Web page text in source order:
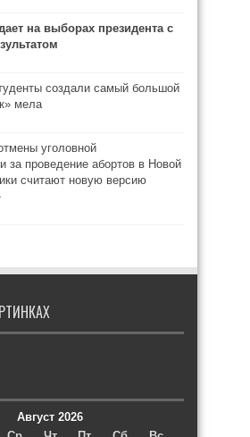
на выборах президента с
создали самый большой
мела
уголовной
за проведение абортов в Новой
считают новую версию
Август 2026